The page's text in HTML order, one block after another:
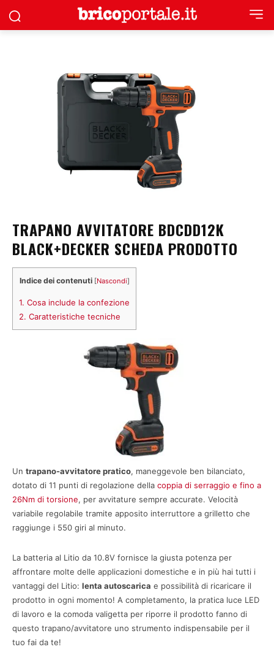
TRAPANO AVVITATORE BDCDD12K
BLACK+DECKER SCHEDA PRODOTTO
Indice dei contenuti [Nascondi]
1. Cosa include la confezione
2. Caratteristiche tecniche
Un trapano-avvitatore pratico, maneggevole ben bilanciato,
dotato di 11 punti di regolazione della coppia di serraggio e fino a
26Nm di torsione, per avvitature sempre accurate. Velocità
variabile regolabile tramite apposito interruttore a grilletto che
raggiunge i 550 giri al minuto.
La batteria al Litio da 10.8V fornisce la giusta potenza per
affrontare molte delle applicazioni domestiche e in più hai tutti i
vantaggi del Litio: lenta autoscarica e possibilità di ricaricare il
prodotto in ogni momento! A completamento, la pratica luce LED
di lavoro e la comoda valigetta per riporre il prodotto fanno di
questo trapano/avvitatore uno strumento indispensabile per il
tuo fai da te!